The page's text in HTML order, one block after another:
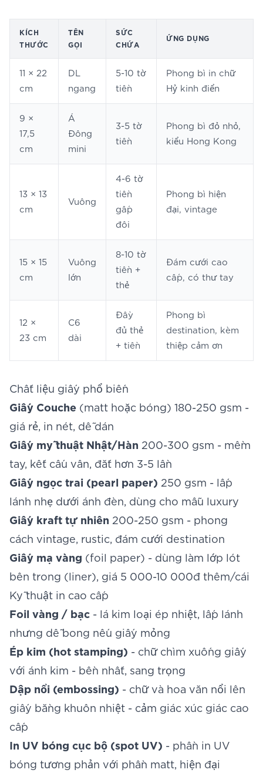
KÍCH
THƯỚC
TÊN
GỌI
SỨC
CHỨA
ỨNG DỤNG
11 × 22
cm
DL
ngang
5-10 tờ
tiền
Phong bì in chữ
Hỷ kinh điển
9 ×
17,5
cm
Á
Đông
mini
3-5 tờ
tiền
Phong bì đỏ nhỏ,
kiểu Hong Kong
13 × 13
cm
Vuông
4-6 tờ
tiền
gấp
đôi
Phong bì hiện
đại, vintage
15 × 15
cm
Vuông
lớn
8-10 tờ
tiền +
thẻ
Đám cưới cao
cấp, có thư tay
12 ×
23 cm
C6
dài
Đầy
đủ thẻ
+ tiền
Phong bì
destination, kèm
thiệp cảm ơn
Chất liệu giấy phổ biến
Giấy Couche (matt hoặc bóng) 180-250 gsm -
giá rẻ, in nét, dễ dán
Giấy mỹ thuật Nhật/Hàn 200-300 gsm - mềm
tay, kết cấu vân, đắt hơn 3-5 lần
Giấy ngọc trai (pearl paper) 250 gsm - lấp
lánh nhẹ dưới ánh đèn, dùng cho mẫu luxury
Giấy kraft tự nhiên 200-250 gsm - phong
cách vintage, rustic, đám cưới destination
Giấy mạ vàng (foil paper) - dùng làm lớp lót
bên trong (liner), giá 5 000-10 000đ thêm/cái
Kỹ thuật in cao cấp
Foil vàng / bạc - lá kim loại ép nhiệt, lấp lánh
nhưng dễ bong nếu giấy mỏng
Ép kim (hot stamping) - chữ chìm xuống giấy
với ánh kim - bền nhất, sang trọng
Dập nổi (embossing) - chữ và hoa văn nổi lên
giấy bằng khuôn nhiệt - cảm giác xúc giác cao
cấp
In UV bóng cục bộ (spot UV) - phần in UV
bóng tương phản với phần matt, hiện đại